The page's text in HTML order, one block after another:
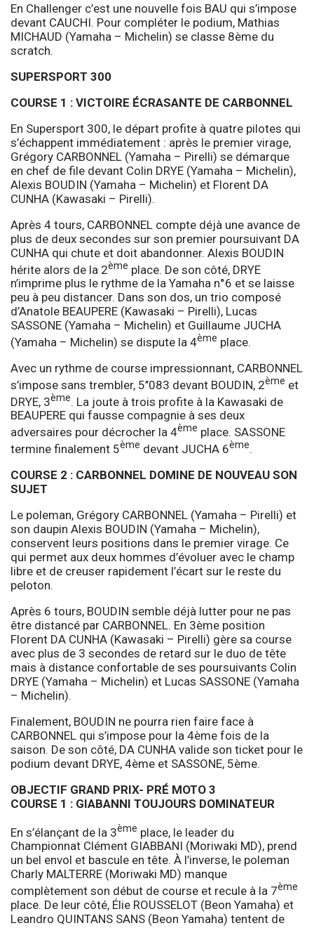
En Challenger c’est une nouvelle fois BAU qui s’impose
devant CAUCHI. Pour compléter le podium, Mathias
MICHAUD (Yamaha – Michelin) se classe 8ème du
scratch.
SUPERSPORT 300
COURSE 1 : VICTOIRE ÉCRASANTE DE CARBONNEL
En Supersport 300, le départ profite à quatre pilotes qui
s’échappent immédiatement : après le premier virage,
Grégory CARBONNEL (Yamaha – Pirelli) se démarque
en chef de file devant Colin DRYE (Yamaha – Michelin),
Alexis BOUDIN (Yamaha – Michelin) et Florent DA
CUNHA (Kawasaki – Pirelli).
Après 4 tours, CARBONNEL compte déjà une avance de
plus de deux secondes sur son premier poursuivant DA
CUNHA qui chute et doit abandonner. Alexis BOUDIN
hérite alors de la 2ème place. De son côté, DRYE
n’imprime plus le rythme de la Yamaha n°6 et se laisse
peu à peu distancer. Dans son dos, un trio composé
d’Anatole BEAUPERE (Kawasaki – Pirelli), Lucas
SASSONE (Yamaha – Michelin) et Guillaume JUCHA
(Yamaha – Michelin) se dispute la 4ème place.
Avec un rythme de course impressionnant, CARBONNEL
s’impose sans trembler, 5’’083 devant BOUDIN, 2ème et
DRYE, 3ème. La joute à trois profite à la Kawasaki de
BEAUPERE qui fausse compagnie à ses deux
adversaires pour décrocher la 4ème place. SASSONE
termine finalement 5ème devant JUCHA 6ème.
COURSE 2 : CARBONNEL DOMINE DE NOUVEAU SON
SUJET
Le poleman, Grégory CARBONNEL (Yamaha – Pirelli) et
son daupin Alexis BOUDIN (Yamaha – Michelin),
conservent leurs positions dans le premier virage. Ce
qui permet aux deux hommes d’évoluer avec le champ
libre et de creuser rapidement l’écart sur le reste du
peloton.
Après 6 tours, BOUDIN semble déjà lutter pour ne pas
être distancé par CARBONNEL. En 3ème position
Florent DA CUNHA (Kawasaki – Pirelli) gère sa course
avec plus de 3 secondes de retard sur le duo de tête
mais à distance confortable de ses poursuivants Colin
DRYE (Yamaha – Michelin) et Lucas SASSONE (Yamaha
– Michelin).
Finalement, BOUDIN ne pourra rien faire face à
CARBONNEL qui s’impose pour la 4ème fois de la
saison. De son côté, DA CUNHA valide son ticket pour le
podium devant DRYE, 4ème et SASSONE, 5ème.
OBJECTIF GRAND PRIX- PRÉ MOTO 3
COURSE 1 : GIABANNI TOUJOURS DOMINATEUR
En s’élançant de la 3ème place, le leader du
Championnat Clément GIABBANI (Moriwaki MD), prend
un bel envol et bascule en tête. À l’inverse, le poleman
Charly MALTERRE (Moriwaki MD) manque
complètement son début de course et recule à la 7ème
place. De leur côté, Élie ROUSSELOT (Beon Yamaha) et
Leandro QUINTANS SANS (Beon Yamaha) tentent de